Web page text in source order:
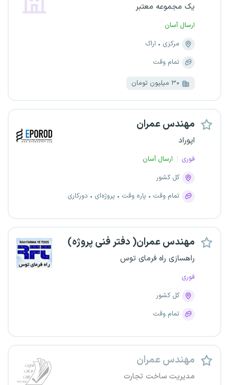
یک مجموعه معتبر
ارسال آسان
مرکزی
اراک
تمام وقت
۳۰ میلیون تومان
مهندس عمران
اپوراد
فوری
ارسال آسان
کل کشور
تمام وقت
پاره وقت پروژه‌ای دورکاری
مهندس عمران( دفتر فنی پروژه)
راهسازی راه فرمای توس
فوری
کل کشور
تمام وقت
مهندس عمران
مدیریت ساخت تجارت